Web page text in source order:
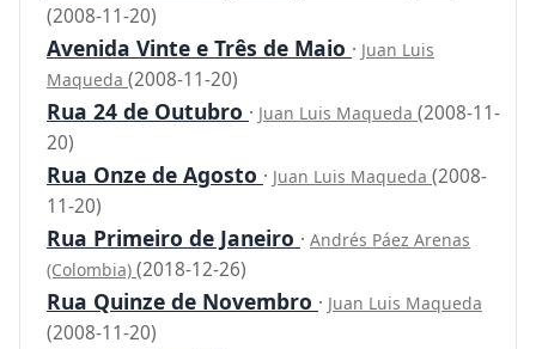
(2008-11-20)
Avenida Vinte e Três de Maio · Juan Luis
Maqueda (2008-11-20)
Rua 24 de Outubro · Juan Luis Maqueda (2008-11-
20)
Rua Onze de Agosto · Juan Luis Maqueda (2008-
11-20)
Rua Primeiro de Janeiro · Andrés Páez Arenas
(Colombia) (2018-12-26)
Rua Quinze de Novembro · Juan Luis Maqueda
(2008-11-20)